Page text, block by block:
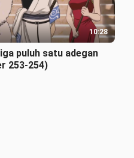
10:28
puluh satu adegan
253-254)